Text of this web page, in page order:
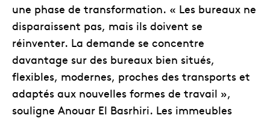
une phase de transformation. « Les bureaux ne
disparaissent pas, mais ils doivent se
réinventer. La demande se concentre
davantage sur des bureaux bien situés,
flexibles, modernes, proches des transports et
adaptés aux nouvelles formes de travail »,
souligne Anouar El Basrhiri. Les immeubles